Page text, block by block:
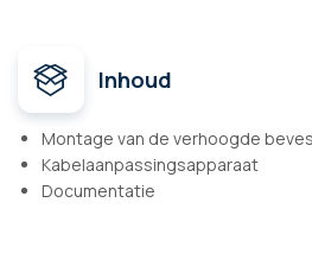
Inhoud
Montage van de verhoogde
Kabelaanpassingsapparaat
Documentatie